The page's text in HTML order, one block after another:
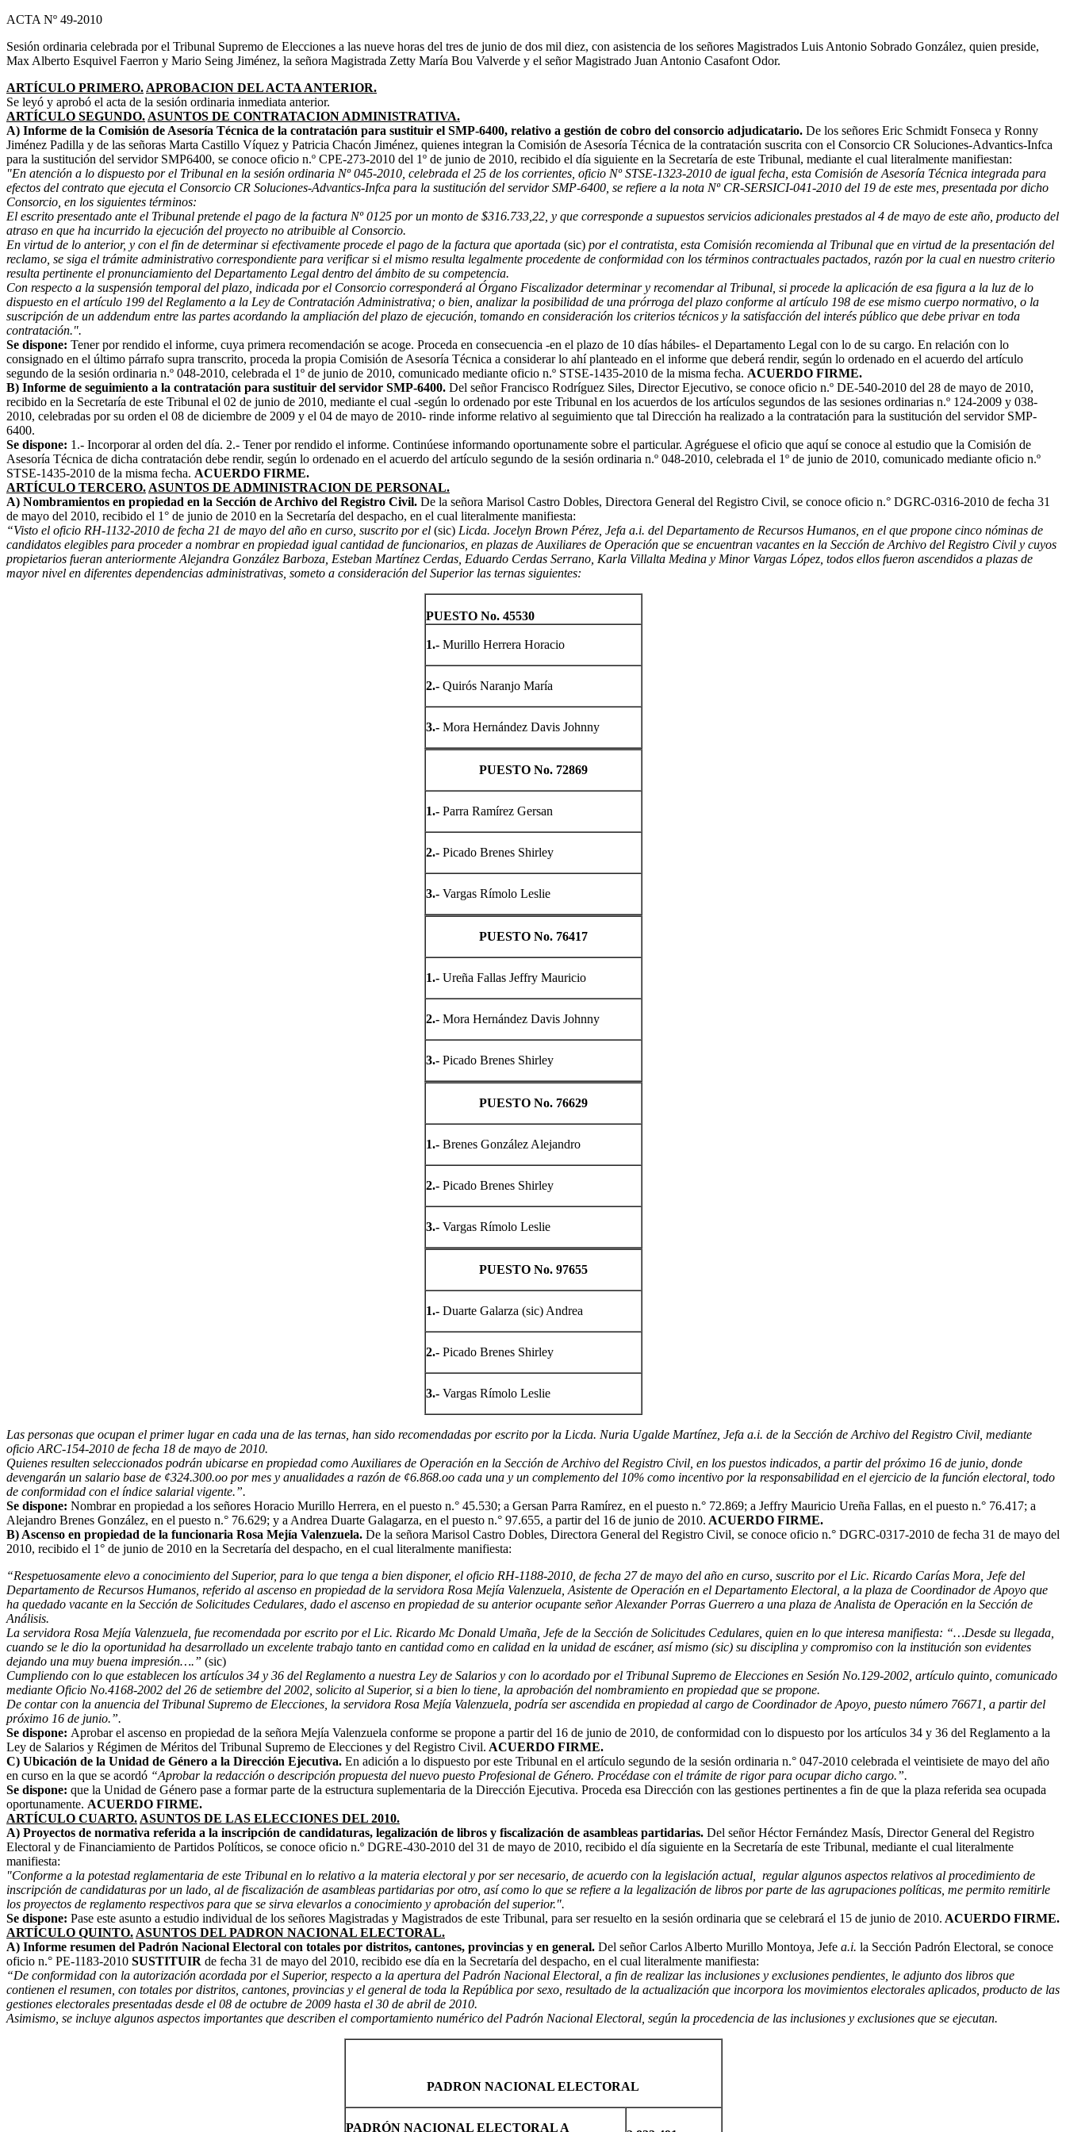
ACTA Nº 49-2010
Sesión ordinaria celebrada por el Tribunal Supremo de Elecciones a las nueve horas del tres de junio de dos mil diez, con asistencia de los señores Magistrados Luis Antonio Sobrado González, quien preside,
Max Alberto Esquivel Faerron y Mario Seing Jiménez, la señora Magistrada Zetty María Bou Valverde y el señor Magistrado Juan Antonio Casafont Odor.
ARTÍCULO PRIMERO. APROBACION DEL ACTA ANTERIOR.
Se leyó y aprobó el acta de la sesión ordinaria inmediata anterior.
ARTÍCULO SEGUNDO. ASUNTOS DE CONTRATACION ADMINISTRATIVA.
A) Informe de la Comisión de Asesoría Técnica de la contratación para sustituir el SMP-6400, relativo a gestión de cobro del consorcio adjudicatario. De los señores Eric Schmidt Fonseca y Ronny
Jiménez Padilla y de las señoras Marta Castillo Víquez y Patricia Chacón Jiménez, quienes integran la Comisión de Asesoría Técnica de la contratación suscrita con el Consorcio CR Soluciones-Advantics-Infca
para la sustitución del servidor SMP6400, se conoce oficio n.º CPE-273-2010 del 1º de junio de 2010, recibido el día siguiente en la Secretaría de este Tribunal, mediante el cual literalmente manifiestan:
"En atención a lo dispuesto por el Tribunal en la sesión ordinaria Nº 045-2010, celebrada el 25 de los corrientes, oficio Nº STSE-1323-2010 de igual fecha, esta Comisión de Asesoría Técnica integrada para
efectos del contrato que ejecuta el Consorcio CR Soluciones-Advantics-Infca para la sustitución del servidor SMP-6400, se refiere a la nota Nº CR-SERSICI-041-2010 del 19 de este mes, presentada por dicho
Consorcio, en los siguientes términos:
El escrito presentado ante el Tribunal pretende el pago de la factura Nº 0125 por un monto de $316.733,22, y que corresponde a supuestos servicios adicionales prestados al 4 de mayo de este año, producto del
atraso en que ha incurrido la ejecución del proyecto no atribuible al Consorcio.
En virtud de lo anterior, y con el fin de determinar si efectivamente procede el pago de la factura que aportada (sic) por el contratista, esta Comisión recomienda al Tribunal que en virtud de la presentación del
reclamo, se siga el trámite administrativo correspondiente para verificar si el mismo resulta legalmente procedente de conformidad con los términos contractuales pactados, razón por la cual en nuestro criterio
resulta pertinente el pronunciamiento del Departamento Legal dentro del ámbito de su competencia.
Con respecto a la suspensión temporal del plazo, indicada por el Consorcio corresponderá al Órgano Fiscalizador determinar y recomendar al Tribunal, si procede la aplicación de esa figura a la luz de lo
dispuesto en el artículo 199 del Reglamento a la Ley de Contratación Administrativa; o bien, analizar la posibilidad de una prórroga del plazo conforme al artículo 198 de ese mismo cuerpo normativo, o la
suscripción de un addendum entre las partes acordando la ampliación del plazo de ejecución, tomando en consideración los criterios técnicos y la satisfacción del interés público que debe privar en toda
contratación.".
Se dispone: Tener por rendido el informe, cuya primera recomendación se acoge. Proceda en consecuencia -en el plazo de 10 días hábiles- el Departamento Legal con lo de su cargo. En relación con lo
consignado en el último párrafo supra transcrito, proceda la propia Comisión de Asesoría Técnica a considerar lo ahí planteado en el informe que deberá rendir, según lo ordenado en el acuerdo del artículo
segundo de la sesión ordinaria n.º 048-2010, celebrada el 1º de junio de 2010, comunicado mediante oficio n.º STSE-1435-2010 de la misma fecha. ACUERDO FIRME.
B) Informe de seguimiento a la contratación para sustituir del servidor SMP-6400. Del señor Francisco Rodríguez Siles, Director Ejecutivo, se conoce oficio n.º DE-540-2010 del 28 de mayo de 2010,
recibido en la Secretaría de este Tribunal el 02 de junio de 2010, mediante el cual -según lo ordenado por este Tribunal en los acuerdos de los artículos segundos de las sesiones ordinarias n.º 124-2009 y 038-
2010, celebradas por su orden el 08 de diciembre de 2009 y el 04 de mayo de 2010- rinde informe relativo al seguimiento que tal Dirección ha realizado a la contratación para la sustitución del servidor SMP-
6400.
Se dispone: 1.- Incorporar al orden del día. 2.- Tener por rendido el informe. Continúese informando oportunamente sobre el particular. Agréguese el oficio que aquí se conoce al estudio que la Comisión de
Asesoría Técnica de dicha contratación debe rendir, según lo ordenado en el acuerdo del artículo segundo de la sesión ordinaria n.º 048-2010, celebrada el 1º de junio de 2010, comunicado mediante oficio n.º
STSE-1435-2010 de la misma fecha. ACUERDO FIRME.
ARTÍCULO TERCERO. ASUNTOS DE ADMINISTRACION DE PERSONAL.
A) Nombramientos en propiedad en la Sección de Archivo del Registro Civil. De la señora Marisol Castro Dobles, Directora General del Registro Civil, se conoce oficio n.° DGRC-0316-2010 de fecha 31
de mayo del 2010, recibido el 1° de junio de 2010 en la Secretaría del despacho, en el cual literalmente manifiesta:
“Visto el oficio RH-1132-2010 de fecha 21 de mayo del año en curso, suscrito por el (sic) Licda. Jocelyn Brown Pérez, Jefa a.i. del Departamento de Recursos Humanos, en el que propone cinco nóminas de
candidatos elegibles para proceder a nombrar en propiedad igual cantidad de funcionarios, en plazas de Auxiliares de Operación que se encuentran vacantes en la Sección de Archivo del Registro Civil y cuyos
propietarios fueran anteriormente Alejandra González Barboza, Esteban Martínez Cerdas, Eduardo Cerdas Serrano, Karla Villalta Medina y Minor Vargas López, todos ellos fueron ascendidos a plazas de
mayor nivel en diferentes dependencias administrativas, someto a consideración del Superior las ternas siguientes:
PUESTO No. 45530
1.-Murillo Herrera Horacio
2.-Quirós Naranjo María
3.-Mora Hernández Davis Johnny
PUESTO No. 72869
1.-Parra Ramírez Gersan
2.-Picado Brenes Shirley
3.-Vargas Rímolo Leslie
PUESTO No. 76417
1.-Ureña Fallas Jeffry Mauricio
2.-Mora Hernández Davis Johnny
3.-Picado Brenes Shirley
PUESTO No. 76629
1.-Brenes González Alejandro
2.-Picado Brenes Shirley
3.-Vargas Rímolo Leslie
PUESTO No. 97655
1.-Duarte Galarza (sic) Andrea
2.-Picado Brenes Shirley
3.-Vargas Rímolo Leslie
Las personas que ocupan el primer lugar en cada una de las ternas, han sido recomendadas por escrito por la Licda. Nuria Ugalde Martínez, Jefa a.i. de la Sección de Archivo del Registro Civil, mediante
oficio ARC-154-2010 de fecha 18 de mayo de 2010.
Quienes resulten seleccionados podrán ubicarse en propiedad como Auxiliares de Operación en la Sección de Archivo del Registro Civil, en los puestos indicados, a partir del próximo 16 de junio, donde
devengarán un salario base de ¢324.300.oo por mes y anualidades a razón de ¢6.868.oo cada una y un complemento del 10% como incentivo por la responsabilidad en el ejercicio de la función electoral, todo
de conformidad con el índice salarial vigente.”.
Se dispone: Nombrar en propiedad a los señores Horacio Murillo Herrera, en el puesto n.° 45.530; a Gersan Parra Ramírez, en el puesto n.° 72.869; a Jeffry Mauricio Ureña Fallas, en el puesto n.° 76.417; a
Alejandro Brenes González, en el puesto n.° 76.629; y a Andrea Duarte Galagarza, en el puesto n.° 97.655, a partir del 16 de junio de 2010. ACUERDO FIRME.
B) Ascenso en propiedad de la funcionaria Rosa Mejía Valenzuela. De la señora Marisol Castro Dobles, Directora General del Registro Civil, se conoce oficio n.° DGRC-0317-2010 de fecha 31 de mayo del
2010, recibido el 1° de junio de 2010 en la Secretaría del despacho, en el cual literalmente manifiesta:
“Respetuosamente elevo a conocimiento del Superior, para lo que tenga a bien disponer, el oficio RH-1188-2010, de fecha 27 de mayo del año en curso, suscrito por el Lic. Ricardo Carías Mora, Jefe del
Departamento de Recursos Humanos, referido al ascenso en propiedad de la servidora Rosa Mejía Valenzuela, Asistente de Operación en el Departamento Electoral, a la plaza de Coordinador de Apoyo que
ha quedado vacante en la Sección de Solicitudes Cedulares, dado el ascenso en propiedad de su anterior ocupante señor Alexander Porras Guerrero a una plaza de Analista de Operación en la Sección de
Análisis.
La servidora Rosa Mejía Valenzuela, fue recomendada por escrito por el Lic. Ricardo Mc Donald Umaña, Jefe de la Sección de Solicitudes Cedulares, quien en lo que interesa manifiesta: “…Desde su llegada,
cuando se le dio la oportunidad ha desarrollado un excelente trabajo tanto en cantidad como en calidad en la unidad de escáner, así mismo (sic) su disciplina y compromiso con la institución son evidentes
dejando una muy buena impresión….” (sic)
Cumpliendo con lo que establecen los artículos 34 y 36 del Reglamento a nuestra Ley de Salarios y con lo acordado por el Tribunal Supremo de Elecciones en Sesión No.129-2002, artículo quinto, comunicado
mediante Oficio No.4168-2002 del 26 de setiembre del 2002, solicito al Superior, si a bien lo tiene, la aprobación del nombramiento en propiedad que se propone.
De contar con la anuencia del Tribunal Supremo de Elecciones, la servidora Rosa Mejía Valenzuela, podría ser ascendida en propiedad al cargo de Coordinador de Apoyo, puesto número 76671, a partir del
próximo 16 de junio.”.
Se dispone: Aprobar el ascenso en propiedad de la señora Mejía Valenzuela conforme se propone a partir del 16 de junio de 2010, de conformidad con lo dispuesto por los artículos 34 y 36 del Reglamento a la
Ley de Salarios y Régimen de Méritos del Tribunal Supremo de Elecciones y del Registro Civil. ACUERDO FIRME.
C) Ubicación de la Unidad de Género a la Dirección Ejecutiva. En adición a lo dispuesto por este Tribunal en el artículo segundo de la sesión ordinaria n.° 047-2010 celebrada el veintisiete de mayo del año
en curso en la que se acordó “Aprobar la redacción o descripción propuesta del nuevo puesto Profesional de Género. Procédase con el trámite de rigor para ocupar dicho cargo.”.
Se dispone: que la Unidad de Género pase a formar parte de la estructura suplementaria de la Dirección Ejecutiva. Proceda esa Dirección con las gestiones pertinentes a fin de que la plaza referida sea ocupada
oportunamente. ACUERDO FIRME.
ARTÍCULO CUARTO. ASUNTOS DE LAS ELECCIONES DEL 2010.
A) Proyectos de normativa referida a la inscripción de candidaturas, legalización de libros y fiscalización de asambleas partidarias. Del señor Héctor Fernández Masís, Director General del Registro
Electoral y de Financiamiento de Partidos Políticos, se conoce oficio n.º DGRE-430-2010 del 31 de mayo de 2010, recibido el día siguiente en la Secretaría de este Tribunal, mediante el cual literalmente
manifiesta:
"Conforme a la potestad reglamentaria de este Tribunal en lo relativo a la materia electoral y por ser necesario, de acuerdo con la legislación actual, regular algunos aspectos relativos al procedimiento de
inscripción de candidaturas por un lado, al de fiscalización de asambleas partidarias por otro, así como lo que se refiere a la legalización de libros por parte de las agrupaciones políticas, me permito remitirle
los proyectos de reglamento respectivos para que se sirva elevarlos a conocimiento y aprobación del superior.".
Se dispone: Pase este asunto a estudio individual de los señores Magistradas y Magistrados de este Tribunal, para ser resuelto en la sesión ordinaria que se celebrará el 15 de junio de 2010. ACUERDO FIRME.
ARTÍCULO QUINTO. ASUNTOS DEL PADRON NACIONAL ELECTORAL.
A) Informe resumen del Padrón Nacional Electoral con totales por distritos, cantones, provincias y en general. Del señor Carlos Alberto Murillo Montoya, Jefe a.i. la Sección Padrón Electoral, se conoce
oficio n.° PE-1183-2010 SUSTITUIR de fecha 31 de mayo del 2010, recibido ese día en la Secretaría del despacho, en el cual literalmente manifiesta:
“De conformidad con la autorización acordada por el Superior, respecto a la apertura del Padrón Nacional Electoral, a fin de realizar las inclusiones y exclusiones pendientes, le adjunto dos libros que
contienen el resumen, con totales por distritos, cantones, provincias y el general de toda la República por sexo, resultado de la actualización que incorpora los movimientos electorales aplicados, producto de las
gestiones electorales presentadas desde el 08 de octubre de 2009 hasta el 30 de abril de 2010.
Asimismo, se incluye algunos aspectos importantes que describen el comportamiento numérico del Padrón Nacional Electoral, según la procedencia de las inclusiones y exclusiones que se ejecutan.
PADRON NACIONAL ELECTORAL
PADRÓN NACIONAL ELECTORAL A